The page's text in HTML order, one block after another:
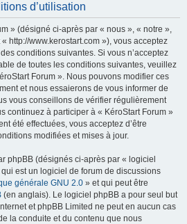
d’utilisation
» (désigné ci-après par « nous », « notre »,
http://www.kerostart.com »), vous acceptez
conditions suivantes. Si vous n’acceptez
de toutes les conditions suivantes, veuillez
Forum ». Nous pouvons modifier ces
et nous essaierons de vous informer de
vous conseillons de vérifier régulièrement
continuez à participer à « KéroStart Forum »
été effectuées, vous acceptez d’être
modifiées et mises à jour.
phpBB (désignés ci-après par « logiciel
est un logiciel de forum de discussions
générale GNU 2.0 » et qui peut être
(en anglais). Le logiciel phpBB a pour seul but
et phpBB Limited ne peut en aucun cas
la conduite et du contenu que nous